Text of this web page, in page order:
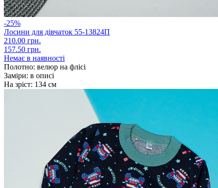
-25%
Лосини для дівчаток 55-13824П
210.00 грн.
157.50 грн.
Немає в наявності
Полотно: велюр на флісі
Заміри: в описі
На зріст: 134 см